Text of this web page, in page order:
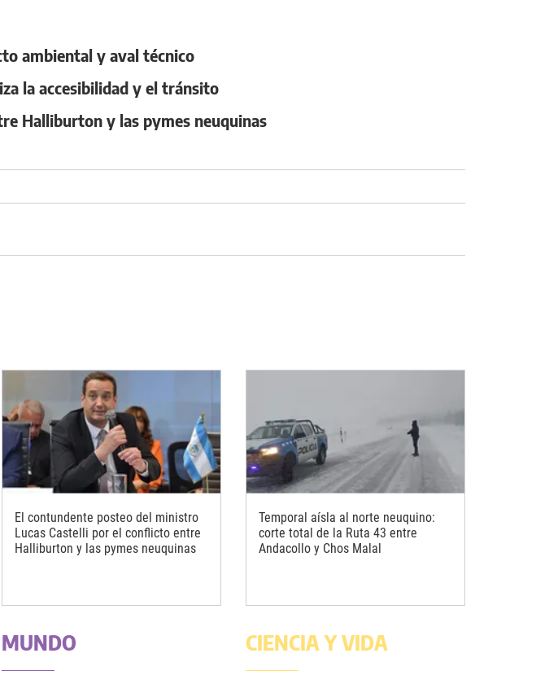
ambiental y aval técnico
la accesibilidad y el tránsito
Halliburton y las pymes neuquinas
El contundente posteo del ministro
Lucas Castelli por el conflicto entre
Halliburton y las pymes neuquinas
Temporal aísla al norte neuquino:
corte total de la Ruta 43 entre
Andacollo y Chos Malal
MUNDO CIENCIA Y VIDA